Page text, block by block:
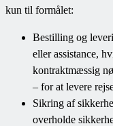
kun til formålet:
Bestilling og
eller assistance,
kontraktmæssig
– for at levere
Sikring af
overholde